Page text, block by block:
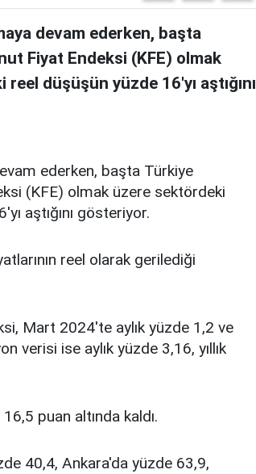
devam ederken, başta
Fiyat Endeksi (KFE) olmak
düşüşün yüzde 16'yı aştığını
ederken, başta Türkiye
(KFE) olmak üzere sektördeki
aştığını gösteriyor.
reel olarak gerilediği
Mart 2024'te aylık yüzde 1,2 ve
verisi ise aylık yüzde 3,16, yıllık
puan altında kaldı.
40,4, Ankara'da yüzde 63,9,